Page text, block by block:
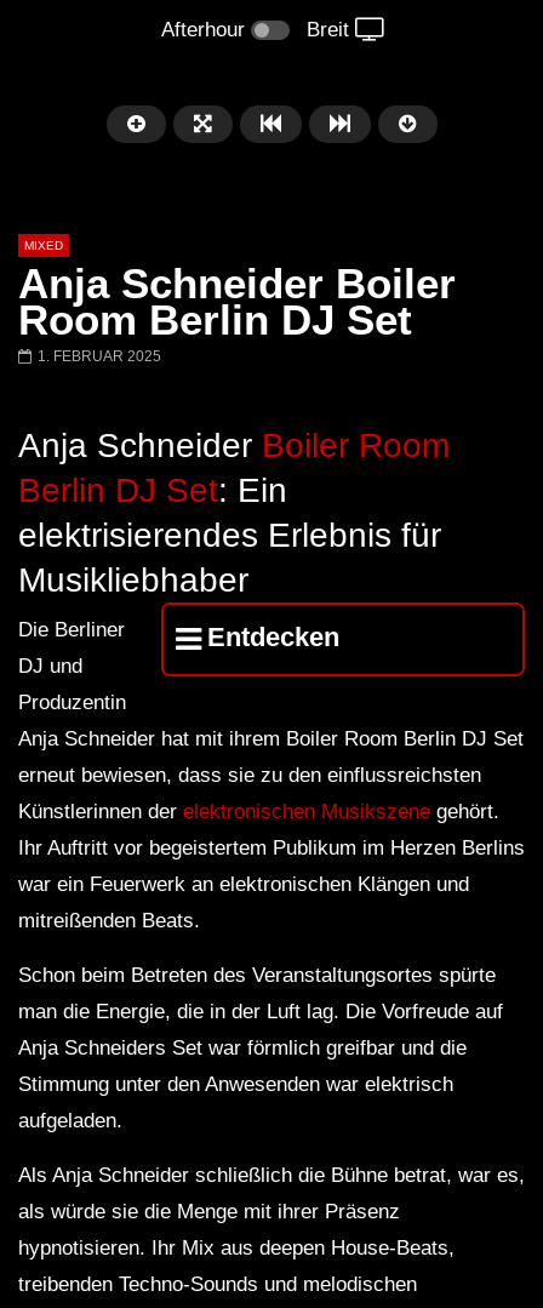
Afterhour Breit
FuturFestival 2024
FESTIVAL
MIXED
Anja Schneider Boiler
Room Berlin DJ Set
1. FEBRUAR 2025
Anja Schneider Boiler Room
Berlin DJ Set: Ein
elektrisierendes Erlebnis für
Musikliebhaber
Entdecken
Die Berliner
DJ und
Produzentin
Anja Schneider hat mit ihrem Boiler Room Berlin DJ Set
erneut bewiesen, dass sie zu den einflussreichsten
Künstlerinnen der elektronischen Musikszene gehört.
Ihr Auftritt vor begeistertem Publikum im Herzen Berlins
war ein Feuerwerk an elektronischen Klängen und
mitreißenden Beats.
Schon beim Betreten des Veranstaltungsortes spürte
man die Energie, die in der Luft lag. Die Vorfreude auf
Anja Schneiders Set war förmlich greifbar und die
Stimmung unter den Anwesenden war elektrisch
aufgeladen.
Als Anja Schneider schließlich die Bühne betrat, war es,
als würde sie die Menge mit ihrer Präsenz
hypnotisieren. Ihr Mix aus deepen House-Beats,
treibenden Techno-Sounds und melodischen